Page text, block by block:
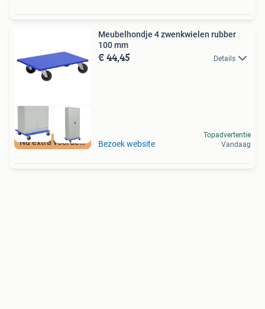
Nu extra voordeel
Meubelhondje 4 zwenkwielen rubber
100 mm
€ 44,45 Details
Bezoek website
Topadvertentie
Vandaag